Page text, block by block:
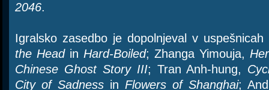
2046.
Igralsko zasedbo je dopolnjeval v
the Headin Hard-Boiled; Zhanga Yimouja,
Chinese Ghost Story III; Tran Anh-hung,
City of Sadness in Flowers of Shanghai;